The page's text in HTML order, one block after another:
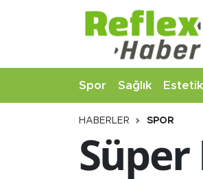
Spor Sağlık Estetik
HABERLER SPOR
Süper
Estetik
Firmalardan
Nöbetçi Eczaneler
Hava Durumu
Namaz Vakitleri
Trafik Durumu